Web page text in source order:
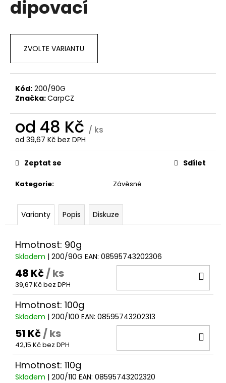
dipovací
ZVOLTE VARIANTU
Kód: 200/90G
Značka:CarpCZ
od 48 Kč / ks
od 39,67 Kč bez DPH
Měrná
cena:
Kategorie: Závěsné
Zeptat se Sdílet
Varianty Popis Diskuze
Hmotnost: 90g
Skladem | 200/90G EAN: 08595743202306
48 Kč/ ks
39,67 Kč bez DPH
Hmotnost: 100g
Skladem | 200/100 EAN: 08595743202313
51 Kč/ ks
42,15 Kč bez DPH
Hmotnost: 110g
Skladem | 200/110 EAN: 08595743202320
a
í
?
HLEDAT
D
p
č
u
e
m
e
SLZA
NA
HADIČCE
3MM
33
Kč